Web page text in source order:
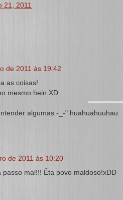
21, 2011
de 2011 às 19:42
as coisas!
mesmo hein XD
algumas -_-" huahuahuuhau
de 2011 às 10:20
passo mal!!! Êta povo maldoso!xDD